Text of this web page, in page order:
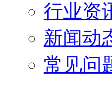
行业资
新闻动
常见问